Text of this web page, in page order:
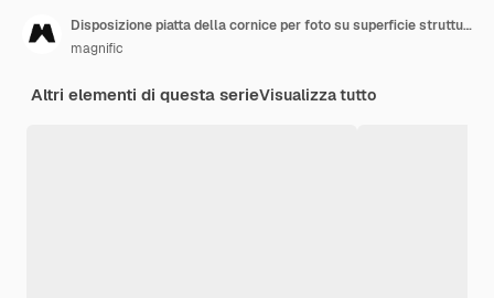
Disposizione piatta della cornice per foto su superficie strutturata
magnific
Altri elementi di questa serieVisualizza tutto